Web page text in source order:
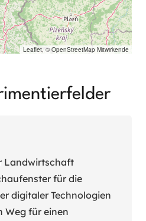
Leaflet, ©OpenStreetMap Mitwirkende
Landwirtschaft
für die
digitaler Technologien
Weg für einen